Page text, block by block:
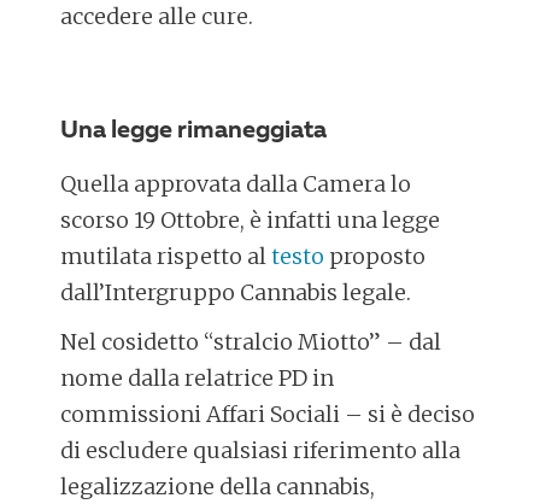
accedere alle cure.
Una legge rimaneggiata
Quella approvata dalla Camera lo
scorso 19 Ottobre, è infatti una legge
mutilata rispetto altesto proposto
dall’Intergruppo Cannabis legale.
Nel cosidetto “stralcio Miotto” – dal
nome dalla relatrice PD in
commissioni Affari Sociali – si è deciso
di escludere qualsiasi riferimento alla
legalizzazione della cannabis,